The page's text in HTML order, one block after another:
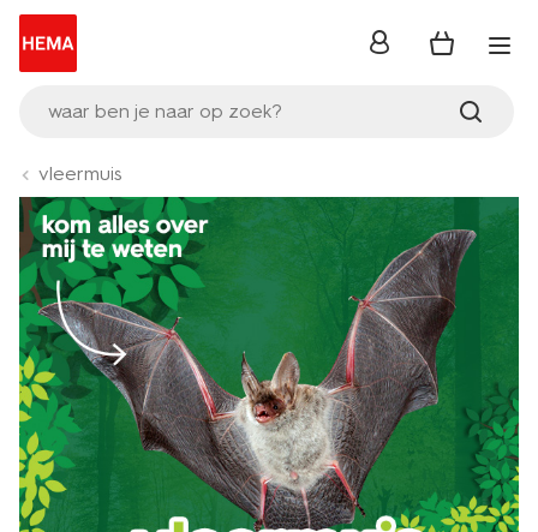
waar ben je naar op zoek?
inloggen
vleermuis